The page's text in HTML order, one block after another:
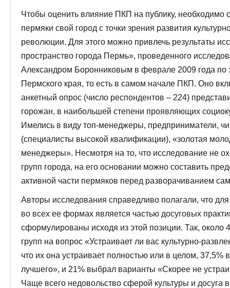
Чтобы оценить влияние ПКП на публику, необходимо
пермяки свой город с точки зрения развития
революции. Для этого можно привлечь результаты
пространство города Пермь», проведенного
Александром Боронниковым в феврале 2009 года по
Пермского края, то есть в самом начале ПКП. Оно
анкетный опрос (число респондентов – 224)
горожан, в наибольшей степени проявляющих
Имелись в виду топ-менеджеры, предприниматели,
(специалисты высокой квалификации), «золотая
менеджеры». Несмотря на то, что исследование не
групп города, на его основании можно составить
активной части пермяков перед разворачиванием
Авторы исследования справедливо полагали, что
во всех ее формах является частью досуговых
сформулированы исходя из этой позиции. Так, около
групп на вопрос «Устраивает ли вас культурно-
что их она устраивает полностью или в целом,
лучшего», и 21% выбрал варианты «Скорее не
Чаще всего недовольство сферой культуры и